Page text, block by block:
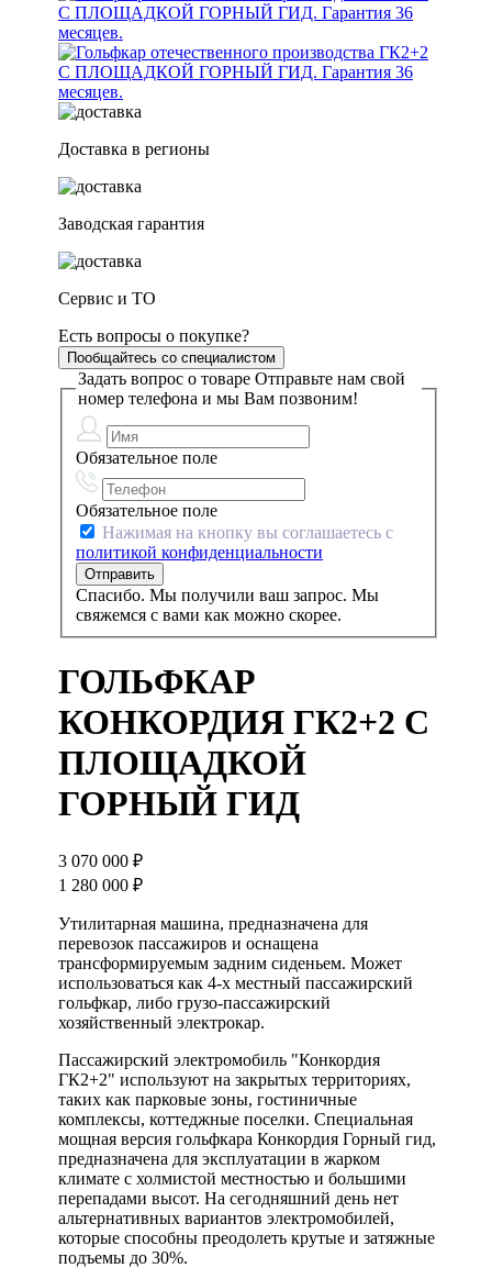
Доставка в регионы
Заводская гарантия
Сервис и ТО
Есть вопросы о покупке?
Пообщайтесь со специалистом
Задать вопрос о товаре Отправьте нам свой
номер телефона и мы Вам позвоним!
Обязательное поле
Обязательное поле
Нажимая на кнопку вы соглашаетесь с
политикой конфиденциальности
Спасибо. Мы получили ваш запрос. Мы
свяжемся с вами как можно скорее.
ГОЛЬФКАР
КОНКОРДИЯ ГК2+2 С
ПЛОЩАДКОЙ
ГОРНЫЙ ГИД
3 070 000 ₽
1 280 000 ₽
Утилитарная машина, предназначена для
перевозок пассажиров и оснащена
трансформируемым задним сиденьем. Может
использоваться как 4-х местный пассажирский
гольфкар, либо грузо-пассажирский
хозяйственный электрокар.
Пассажирский электромобиль "Конкордия
ГК2+2" используют на закрытых территориях,
таких как парковые зоны, гостиничные
комплексы, коттеджные поселки. Специальная
мощная версия гольфкара Конкордия Горный гид,
предназначена для эксплуатации в жарком
климате с холмистой местностью и большими
перепадами высот. На сегодняшний день нет
альтернативных вариантов электромобилей,
которые способны преодолеть крутые и затяжные
подъемы до 30%.